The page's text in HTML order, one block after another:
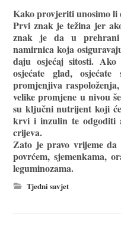
Kako provjeriti unosimo li
Prvi znak je težina jer
znak je da u prehrani
namirnica koja
daju osjećaj sitosti. Ako
osjećate glad,
promjenjiva
velike promjene u nivou
su ključni nutrijent koji
krvi i inzulin te odgoditi
crijeva.
Zato je pravo vrijeme da
povrćem, sjemenkama,
leguminozama.
Tjedni savjet